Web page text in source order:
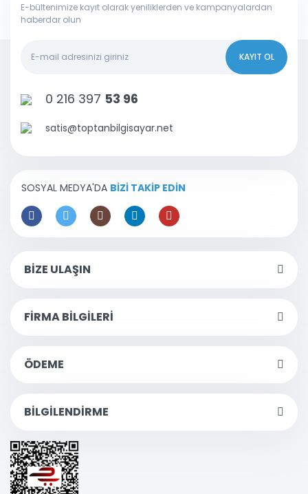
E-bültenimize kayıt olarak yeniliklerden ve kampanyalardan
haberdar olun
KAYIT OL
0 216 397 53 96
satis@toptanbilgisayar.net
SOSYAL MEDYA'DA BİZİ TAKİP EDİN
BİZE ULAŞIN
FİRMA BİLGİLERİ
ÖDEME
BİLGİLENDİRME